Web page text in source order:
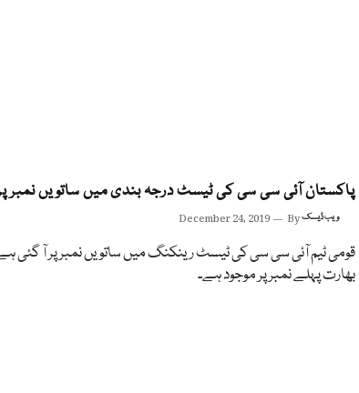
پاکستان آئی سی سی کی ٹیسٹ درجہ بندی میں ساتویں نمبر
December 24, 2019 Byویب ڈیسک
قومی ٹیم آئی سی سی کی ٹیسٹ رینکنگ میں ساتویں نمبر پر آ گئی
بھارت پہلے نمبر پر موجود ہے۔